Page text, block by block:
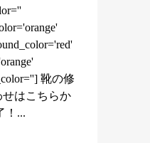
靴の修
はこちらか
！...